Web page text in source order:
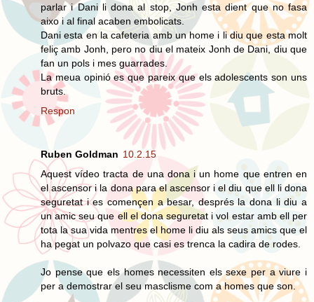
parlar i Dani li dona al stop, Jonh esta dient que no fasa
aixo i al final acaben embolicats.
Dani esta en la cafeteria amb un home i li diu que esta molt
feliç amb Jonh, pero no diu el mateix Jonh de Dani, diu que
fan un pols i mes guarrades.
La meua opinió es que pareix que els adolescents son uns
bruts.
Respon
Ruben Goldman 10.2.15
Aquest vídeo tracta de una dona i un home que entren en
el ascensor i la dona para el ascensor i el diu que ell li dona
seguretat i es començen a besar, després la dona li diu a
un amic seu que ell el dona seguretat i vol estar amb ell per
tota la sua vida mentres el home li diu als seus amics que el
ha pegat un polvazo que casi es trenca la cadira de rodes.
Jo pense que els homes necessiten els sexe per a viure i
per a demostrar el seu masclisme com a homes que son.